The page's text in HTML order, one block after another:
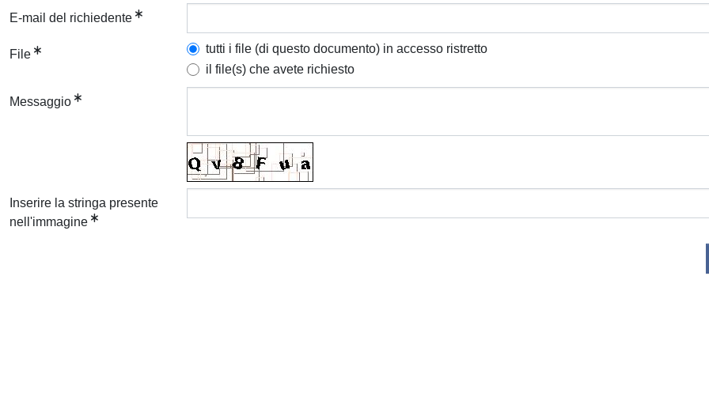
E-mail del richiedente
File
tutti i file (di questo documento) in accesso ristretto
il file(s) che avete richiesto
Messaggio
Inserire la stringa presente
nell'immagine